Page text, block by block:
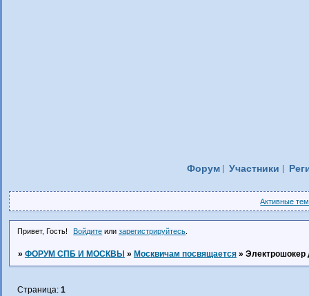
Форум Участники
Активные
Привет, Гость! Войдите илизарегистрируйтесь
» ФОРУМ СПБ И МОСКВЫ » Москвичам посвящается » Электрошокер
Страница: 1